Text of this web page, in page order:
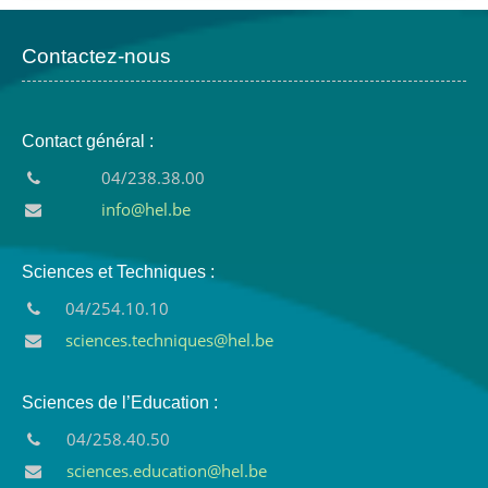
Contactez-nous
Contact général :
04/238.38.00
info@hel.be
Sciences et Techniques :
04/254.10.10
sciences.techniques@hel.be
Sciences de l’Education :
04/258.40.50
sciences.education@hel.be